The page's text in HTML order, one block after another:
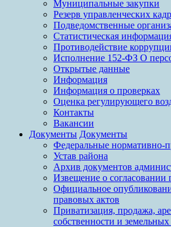
Муниципальные закупки
Резерв управленческих
Подведомственные
Статистическая
Противодействие
Исполнение 152-ФЗ О
Открытые данные
Информация
Информация о проверках
Оценка регулирующего
Контакты
Вакансии
Документы Документы
Федеральные нормативно-
Устав района
Архив документов
Извещение о согласовании
Официальное
правовых актов
Приватизация, продажа,
собственности и земельных